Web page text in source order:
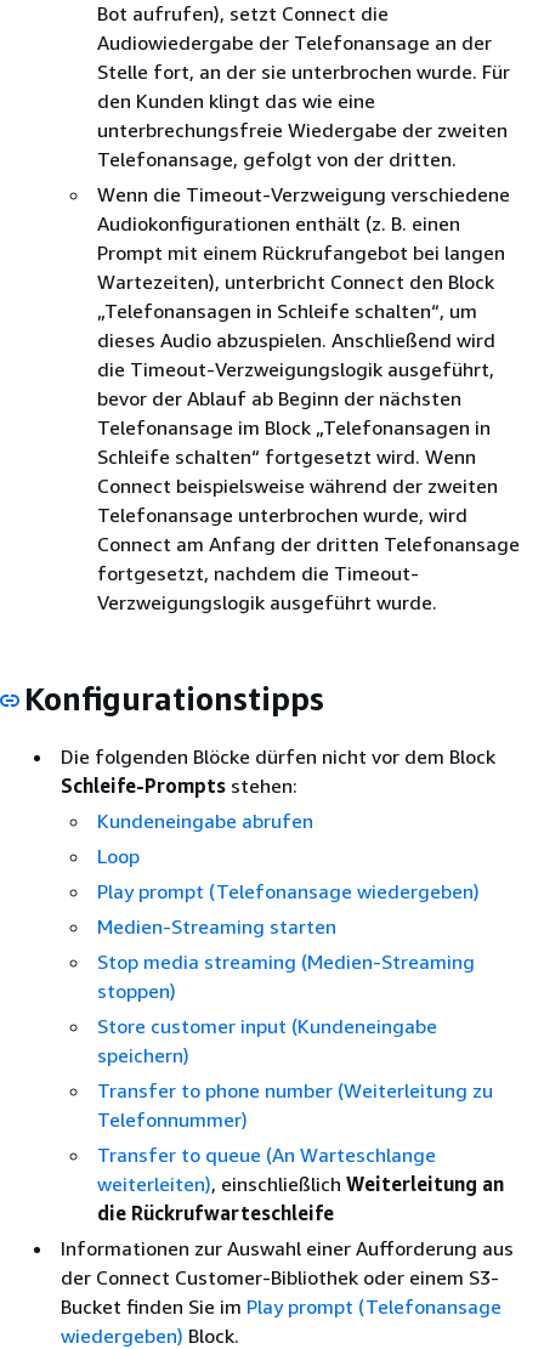
Bot aufrufen), setzt Connect die
Audiowiedergabe der Telefonansage an der
Stelle fort, an der sie unterbrochen wurde. Für
den Kunden klingt das wie eine
unterbrechungsfreie Wiedergabe der zweiten
Telefonansage, gefolgt von der dritten.
Wenn die Timeout-Verzweigung verschiedene
Audiokonfigurationen enthält (z. B. einen
Prompt mit einem Rückrufangebot bei langen
Wartezeiten), unterbricht Connect den Block
„Telefonansagen in Schleife schalten“, um
dieses Audio abzuspielen. Anschließend wird
die Timeout-Verzweigungslogik ausgeführt,
bevor der Ablauf ab Beginn der nächsten
Telefonansage im Block „Telefonansagen in
Schleife schalten“ fortgesetzt wird. Wenn
Connect beispielsweise während der zweiten
Telefonansage unterbrochen wurde, wird
Connect am Anfang der dritten Telefonansage
fortgesetzt, nachdem die Timeout-
Verzweigungslogik ausgeführt wurde.
Konfigurationstipps
Die folgenden Blöcke dürfen nicht vor dem Block
Schleife-Prompts stehen:
Kundeneingabe abrufen
Loop
Play prompt (Telefonansage wiedergeben)
Medien-Streaming starten
Stop media streaming (Medien-Streaming
stoppen)
Store customer input (Kundeneingabe
speichern)
Transfer to phone number (Weiterleitung zu
Telefonnummer)
Transfer to queue (An Warteschlange
weiterleiten), einschließlich Weiterleitung an
die Rückrufwarteschleife
Informationen zur Auswahl einer Aufforderung aus
der Connect Customer-Bibliothek oder einem S3-
Bucket finden Sie im Play prompt (Telefonansage
wiedergeben) Block.